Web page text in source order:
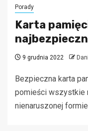
Porady
Karta
9 grudnia 2022
Bezpieczna karta
pomieści wszystkie
nienaruszonej